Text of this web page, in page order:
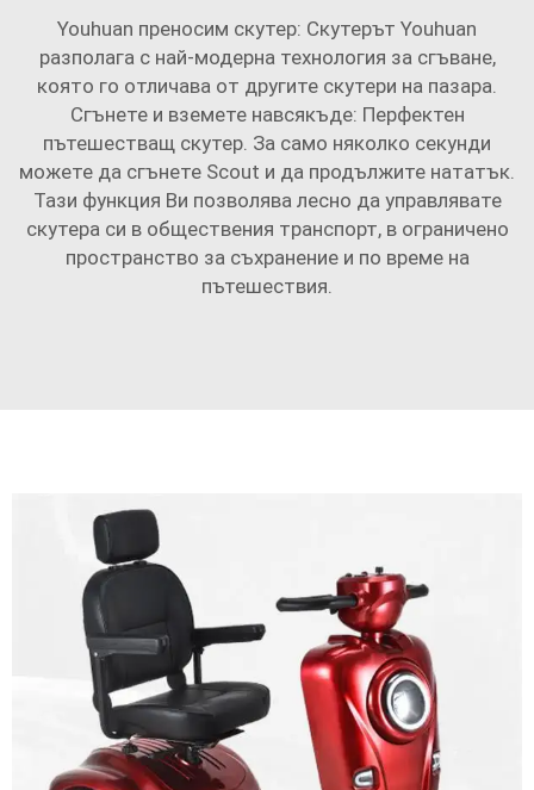
Youhuan преносим скутер: Скутерът Youhuan
разполага с най-модерна технология за сгъване,
която го отличава от другите скутери на пазара.
Сгънете и вземете навсякъде: Перфектен
пътешестващ скутер. За само няколко секунди
можете да сгънете Scout и да продължите нататък.
Тази функция Ви позволява лесно да управлявате
скутера си в обществения транспорт, в ограничено
пространство за съхранение и по време на
пътешествия.